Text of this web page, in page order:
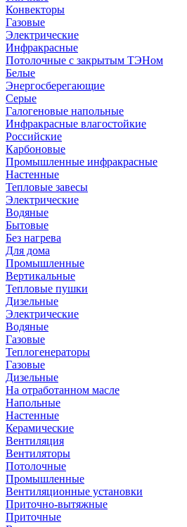
Конвекторы
Газовые
Электрические
Инфракрасные
Потолочные с закрытым ТЭНом
Белые
Энергосберегающие
Серые
Галогеновые напольные
Инфракрасные влагостойкие
Российские
Карбоновые
Промышленные инфракрасные
Настенные
Тепловые завесы
Электрические
Водяные
Бытовые
Без нагрева
Для дома
Промышленные
Вертикальные
Тепловые пушки
Дизельные
Электрические
Водяные
Газовые
Теплогенераторы
Газовые
Дизельные
На отработанном масле
Напольные
Настенные
Керамические
Вентиляция
Вентиляторы
Потолочные
Промышленные
Вентиляционные установки
Приточно-вытяжные
Приточные